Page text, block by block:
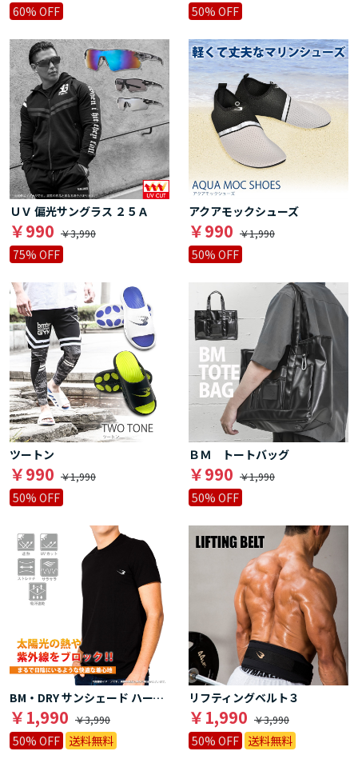
60% OFF 50% OFF
ＵＶ 偏光サングラス ２５Ａ
￥990 ￥3,990
75% OFF
アクアモックシューズ
￥990 ￥1,990
50% OFF
ツートン
￥990 ￥1,990
50% OFF
ＢＭ トートバッグ
￥990 ￥1,990
50% OFF
BM・DRY サンシェード ハーフスリーブ
￥1,990 ￥3,990
50% OFF 送料無料
リフティングベルト３
￥1,990 ￥3,990
50% OFF 送料無料